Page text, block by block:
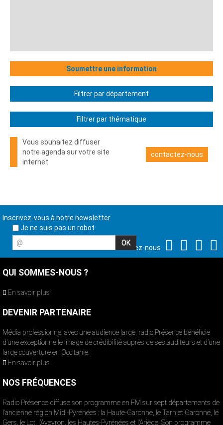
Soumettre une information
Filtrer par département
Filtrer par thématique
Vous souhaitez diffuser
notre agenda sur votre site
internet
contactez-nous
Inscrivez-vous à notre newsletter
Je ne suis pas un robot
@
Suivez-nous
QUI SOMMES-NOUS ?
En savoir plus
DEVENIR PARTENAIRE
Média professionnel avec une audience large, radio Présence bénéficie
d’une exceptionnelle image de crédibilité auprès de ses auditeurs et d’une
large couverture en Occitanie.
En savoir plus
NOS FRÉQUENCES
Radio Présence diffuse son programme en FM sur sept départements de
l’ancienne région Midi-Pyrénées : la Haute-Garonne, le Tarn et Garonne, le
Gers, le Lot, l’Aveyron, les Hautes-Pyrénées et l’Ariège. Son programme